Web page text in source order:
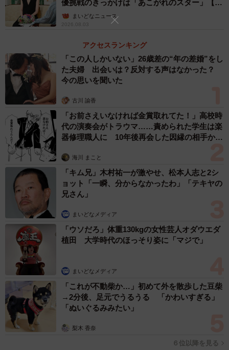
ん一家（明石こやさん提供）
――お母様のお人柄について、お聞かせください。
こや：50代で看護部長をしています。世話焼き体質で、気
前のいい人間です。アメリカ旅行のお土産で、病院職員用
にドジャースのボールペンを大量に買っていました。趣味
は患者さんを喜ばせること、漫画を描くこと、美容、ネト
フリだそうです。思い返すと「変わったお母さんだね」
と、幼少期から周りに言われていた気がします。
――このトランクを買われた経緯は？
こや：実は私も後から知ったのですが、弟…私にとっての
叔父から借りたものだそうです。アメリカ旅行に際し、特
に行き先を言わずにトランクを貸してくれと言ったら、こ
れが出てきて衝撃だったとか。叔父が買った理由は盗難予
防と見つけやすさからで、韓国の釜山チャガルチ市場で買
ったそうです。
――アメリカでのトランクへの反応について。
こや：まず入国し、バゲッジクレームでトランクを受け取
優挑戦のきっかけは「あこがれのスター」【徹
子の部屋】
まいどなニュース
2026.08.03
アクセスランキング
「この人しかいない」26歳差の“年の差婚”をし
た夫婦 出会いは？反対する声はなかった？
今の思いを聞いた
古川 諭香
「お前さえいなければ金賞取れてた！」高校時
代の演奏会がトラウマ……責められた学生は楽
器修理職人に 10年後再会した因縁の相手から
海川 まこと
「キム兄」木村祐一が激やせ、松本人志と2シ
ョット「一瞬、分からなかったわ」「テキヤの
兄さん」
まいどなメディア
「ウソだろ」体重130kgの女性芸人オダウエダ
植田 大学時代のほっそり姿に「マジで」
まいどなメディア
「これが不動柴か…」初めて外を散歩した豆柴
→2分後、足元でうるうる 「かわいすぎる」
「ぬいぐるみみたい」
梨木 香奈
６位以降を見る